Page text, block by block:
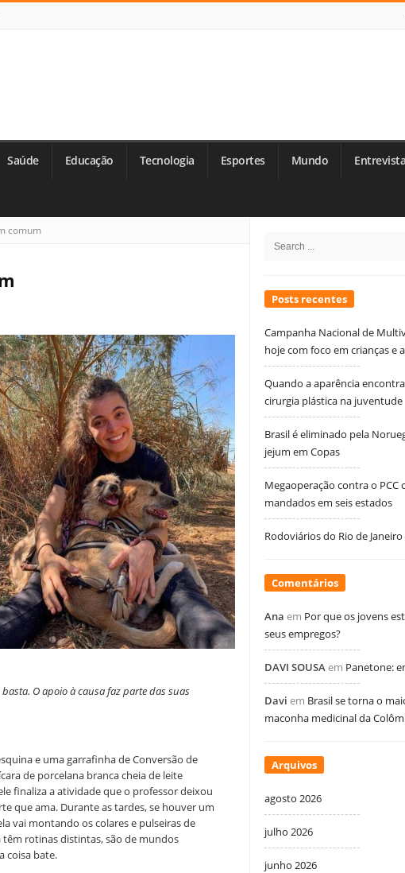
Saúde Educação Tecnologia Esportes Mundo Entrevista
comum
O apoio à causa faz parte das suas
e uma garrafinha de Conversão de
de porcelana branca cheia de leite
finaliza a atividade que o professor deixou
que ama. Durante as tardes, se houver um
vai montando os colares e pulseiras de
têm rotinas distintas, são de mundos
coisa bate.
Sidebar
Search
Posts recentes
Campanha Nacional de
hoje com foco em crianças e
Quando a aparência
cirurgia plástica na juventude
Brasil é eliminado pela
jejum em Copas
Megaoperação contra o PCC
mandados em seis estados
Rodoviários do Rio de
Comentários
Ana em Por que os jovens
seus empregos?
DAVI SOUSAem Panetone:
Davi em Brasil se torna o
maconha medicinal da
Arquivos
agosto 2026
julho 2026
junho 2026